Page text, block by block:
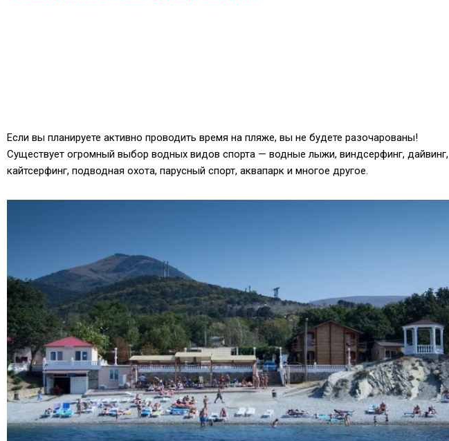
Если вы планируете активно проводить время на пляже, вы не будете разочарованы!
Существует огромный выбор водных видов спорта — водные лыжи, виндсерфинг, дайвинг,
кайтсерфинг, подводная охота, парусный спорт, аквапарк и многое другое.